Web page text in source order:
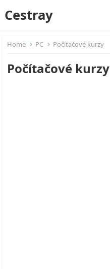
Cestray
Home PC Počítačové kurzy
Počítačové kurzy